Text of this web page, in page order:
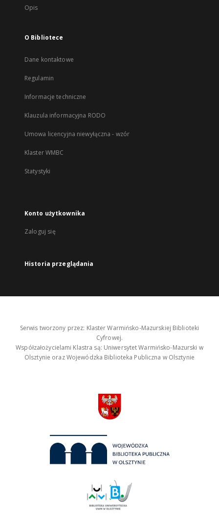
Opis
O Bibliotece
Dane kontaktowe
Regulamin
Informacje techniczne
Klauzula informacyjna RODO
Umowa licencyjna niewyłączna - wzór
Klaster WMBC
Statystyki
Konto użytkownika
Zaloguj się
Historia przeglądania
Serwis tworzony przez: Klaster Warmińsko-Mazurskiej Biblioteki
Cyfrowej.
Współzałożycielami Klastra są: Uniwersytet Warmińsko-Mazurski w
Olsztynie oraz Wojewódzka Biblioteka Publiczna w Olsztynie